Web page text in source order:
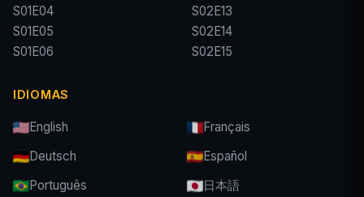
S01E04
S01E05
S01E06
S02E13
S02E14
S02E15
IDIOMAS
English
Français
Deutsch
Español
Português
日本語